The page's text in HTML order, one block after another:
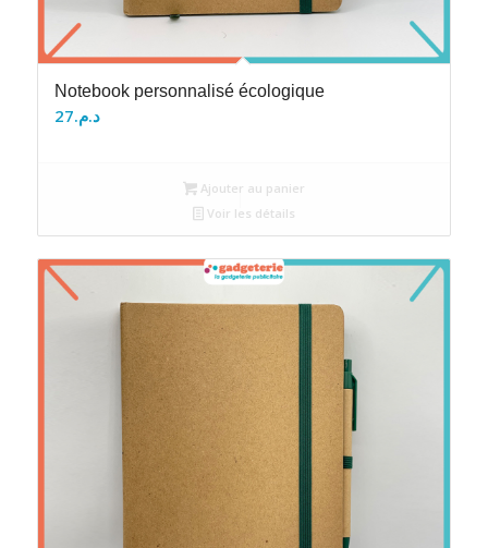
Notebook personnalisé écologique
د.م.27
Ajouter au panier
Voir les détails